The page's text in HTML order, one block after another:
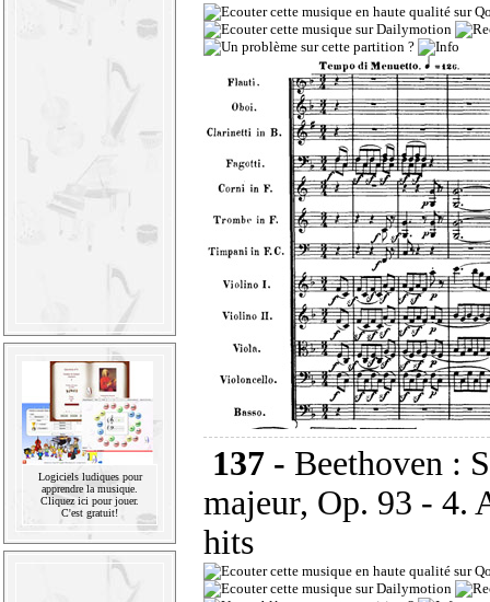
Logiciels ludiques pour
apprendre la musique.
Cliquez ici pour jouer.
C'est gratuit!
137 - Beethoven :
majeur, Op. 93 - 4.
hits